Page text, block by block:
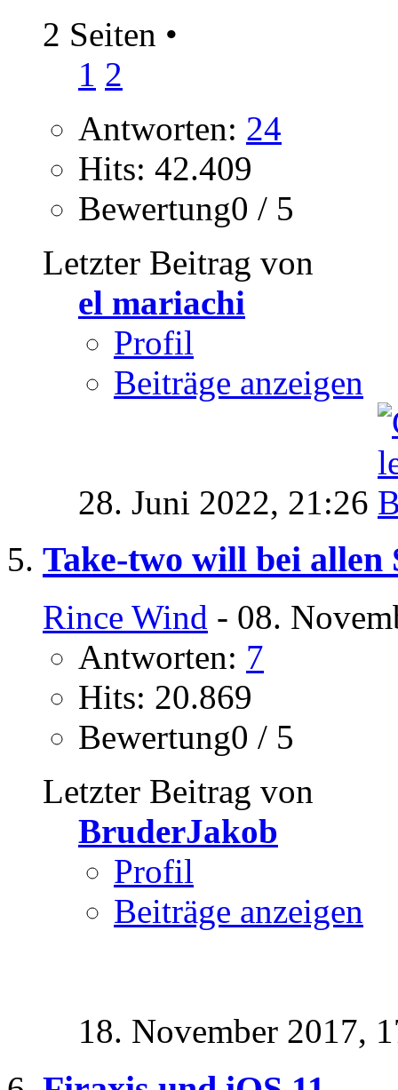
2 Seiten •
1 2
Antworten: 24
Hits: 42.409
Bewertung0 / 5
Letzter Beitrag von
el mariachi
Profil
Beiträge anzeigen
28. Juni 2022, 21:26
Take-two will bei allen
Rince Wind - 08.
Antworten: 7
Hits: 20.869
Bewertung0 / 5
Letzter Beitrag von
BruderJakob
Profil
Beiträge anzeigen
18. November 2017,